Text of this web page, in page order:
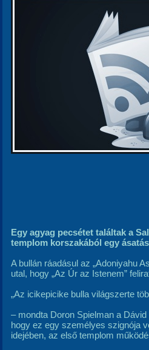
Egy agyag pecsétet találtak a
templom korszakából egy
A bullán ráadásul az „Adoniyahu
utal, hogy „Az Úr az Istenem”
„Az icikepicike bulla világszerte
– mondta Doron Spielman a
hogy ez egy személyes szignója
idejében, az első templom